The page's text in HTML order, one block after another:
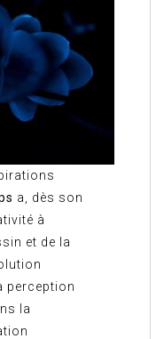
a, dès son
à
et de la
perception
la